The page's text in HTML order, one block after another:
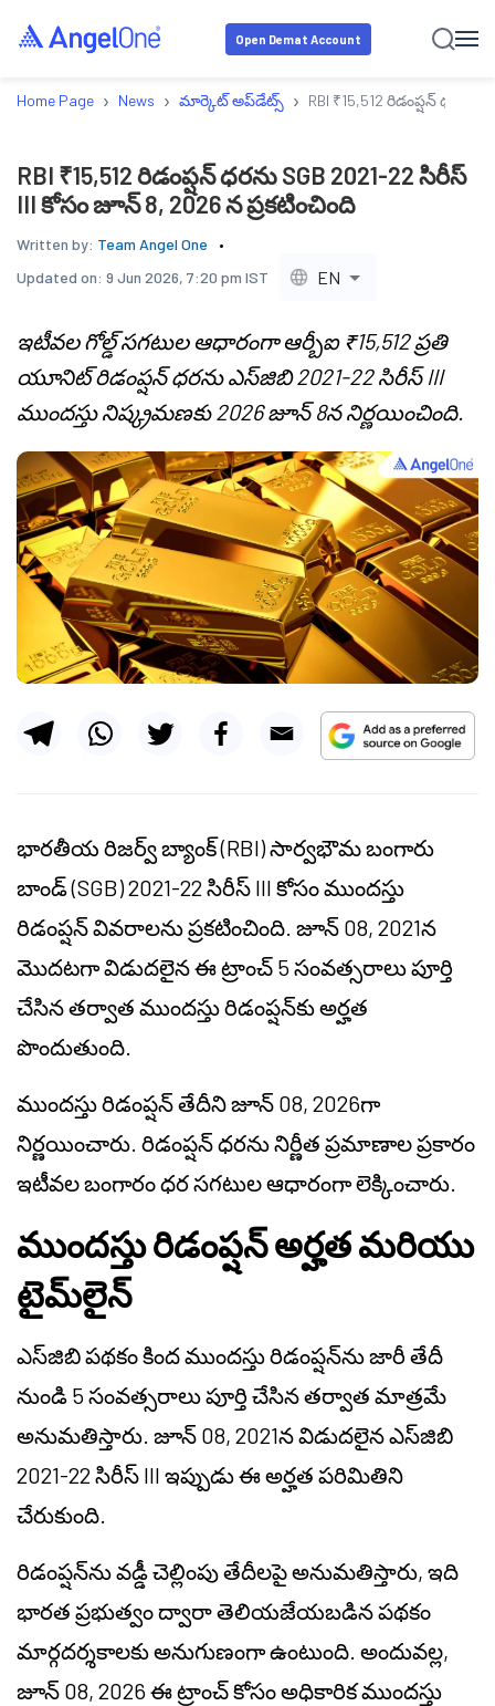
Open Demat Account
Home Page › News › మార్కెట్ అప్‌డేట్స్ › RBI ₹15,512 రిడంప్షన్ ధరను
RBI ₹15,512 రిడంప్షన్ ధరను SGB 2021-22 సిరీస్
III కోసం జూన్ 8, 2026 న ప్రకటించింది
Written by: Team Angel One
Updated on: 9 Jun 2026, 7:20 pm IST EN
ఇటీవల గోల్డ్ సగటుల ఆధారంగా ఆర్బీఐ ₹15,512 ప్రతి
యూనిట్ రిడంప్షన్ ధరను ఎస్‌జిబి 2021-22 సిరీస్ III
ముందస్తు నిష్క్రమణకు 2026 జూన్ 8న నిర్ణయించింది.
భారతీయ రిజర్వ్ బ్యాంక్ (RBI) సార్వభౌమ బంగారు
బాండ్ (SGB) 2021-22 సిరీస్ III కోసం ముందస్తు
రిడంప్షన్ వివరాలను ప్రకటించింది. జూన్ 08, 2021న
మొదటగా విడుదలైన ఈ ట్రాంచ్ 5 సంవత్సరాలు పూర్తి
చేసిన తర్వాత ముందస్తు రిడంప్షన్‌కు అర్హత
పొందుతుంది.
ముందస్తు రిడంప్షన్ తేదీని జూన్ 08, 2026గా
నిర్ణయించారు. రిడంప్షన్ ధరను నిర్ణీత ప్రమాణాల ప్రకారం
ఇటీవల బంగారం ధర సగటుల ఆధారంగా లెక్కించారు.
ముందస్తు రిడంప్షన్ అర్హత మరియు
టైమ్‌లైన్
ఎస్‌జిబి పథకం కింద ముందస్తు రిడంప్షన్‌ను జారీ తేదీ
నుండి 5 సంవత్సరాలు పూర్తి చేసిన తర్వాత మాత్రమే
అనుమతిస్తారు. జూన్ 08, 2021న విడుదలైన ఎస్‌జిబి
2021-22 సిరీస్ III ఇప్పుడు ఈ అర్హత పరిమితిని
చేరుకుంది.
రిడంప్షన్‌ను వడ్డీ చెల్లింపు తేదీలపై అనుమతిస్తారు, ఇది
భారత ప్రభుత్వం ద్వారా తెలియజేయబడిన పథకం
మార్గదర్శకాలకు అనుగుణంగా ఉంటుంది. అందువల్ల,
జూన్ 08, 2026 ఈ ట్రాంచ్ కోసం అధికారిక ముందస్తు